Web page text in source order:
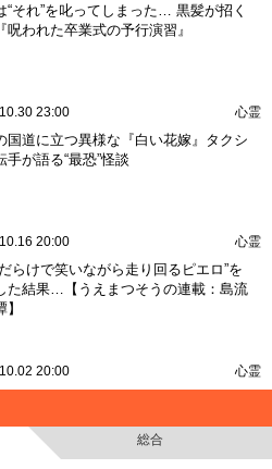
“それ”を叱ってしまった… 黒髪が招く
呪われた卒業式の予行演習』
23:00 心霊
国道に立つ異様な『白い花嫁』タクシ
手が語る“最恐”怪談
20:00 心霊
らけで笑いながら走り回るピエロ”を
た結果…【うえまつそうの連載：島流
20:00 心霊
総合